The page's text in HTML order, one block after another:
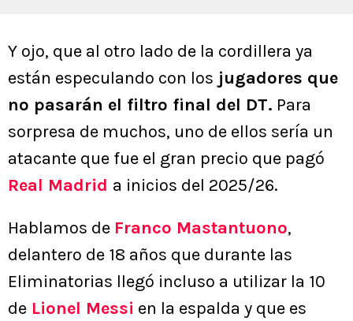
Y ojo, que al otro lado de la cordillera ya
están especulando con los jugadores que
no pasarán el filtro final del DT. Para
sorpresa de muchos, uno de ellos sería un
atacante que fue el gran precio que pagó
Real Madrid a inicios del 2025/26.
Hablamos de Franco Mastantuono,
delantero de 18 años que durante las
Eliminatorias llegó incluso a utilizar la 10
de Lionel Messi en la espalda y que es